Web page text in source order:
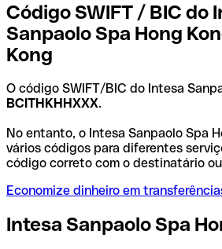
Código SWIFT / BIC do
Sanpaolo Spa Hong
Kong
O código SWIFT/BIC do Intesa
BCITHKHHXXX.
No entanto, o Intesa Sanpaolo Spa
vários códigos para diferentes
código correto com o destinatário
Economize dinheiro em
Intesa Sanpaolo Spa